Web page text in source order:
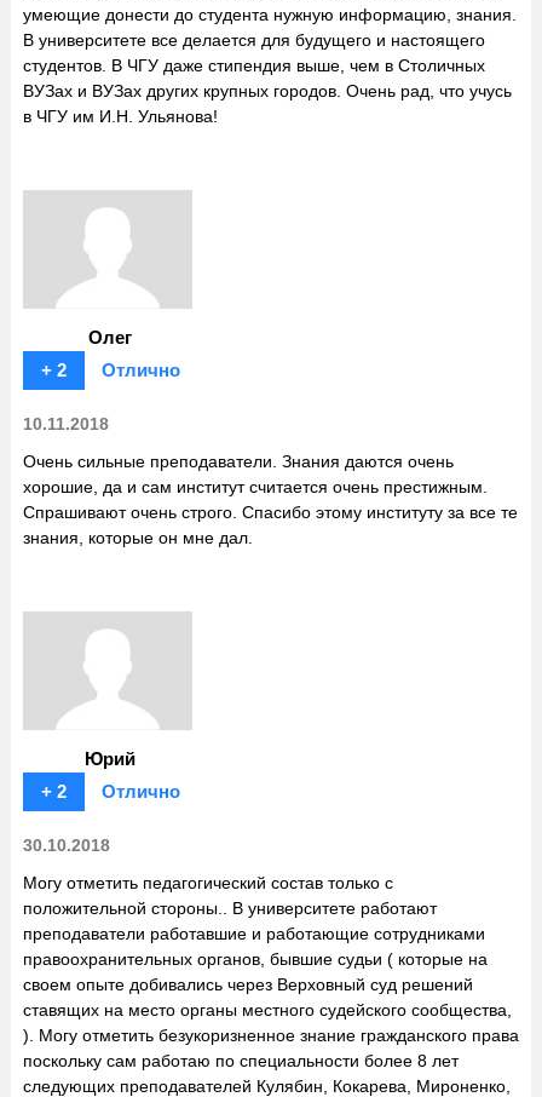
умеющие донести до студента нужную информацию, знания.
В университете все делается для будущего и настоящего
студентов. В ЧГУ даже стипендия выше, чем в Столичных
ВУЗах и ВУЗах других крупных городов. Очень рад, что учусь
в ЧГУ им И.Н. Ульянова!
Олег
+ 2
Отлично
10.11.2018
Очень сильные преподаватели. Знания даются очень
хорошие, да и сам институт считается очень престижным.
Спрашивают очень строго. Спасибо этому институту за все те
знания, которые он мне дал.
Юрий
+ 2
Отлично
30.10.2018
Могу отметить педагогический состав только с
положительной стороны.. В университете работают
преподаватели работавшие и работающие сотрудниками
правоохранительных органов, бывшие судьи ( которые на
своем опыте добивались через Верховный суд решений
ставящих на место органы местного судейского сообщества,
). Могу отметить безукоризненное знание гражданского права
поскольку сам работаю по специальности более 8 лет
следующих преподавателей Кулябин, Кокарева, Мироненко,